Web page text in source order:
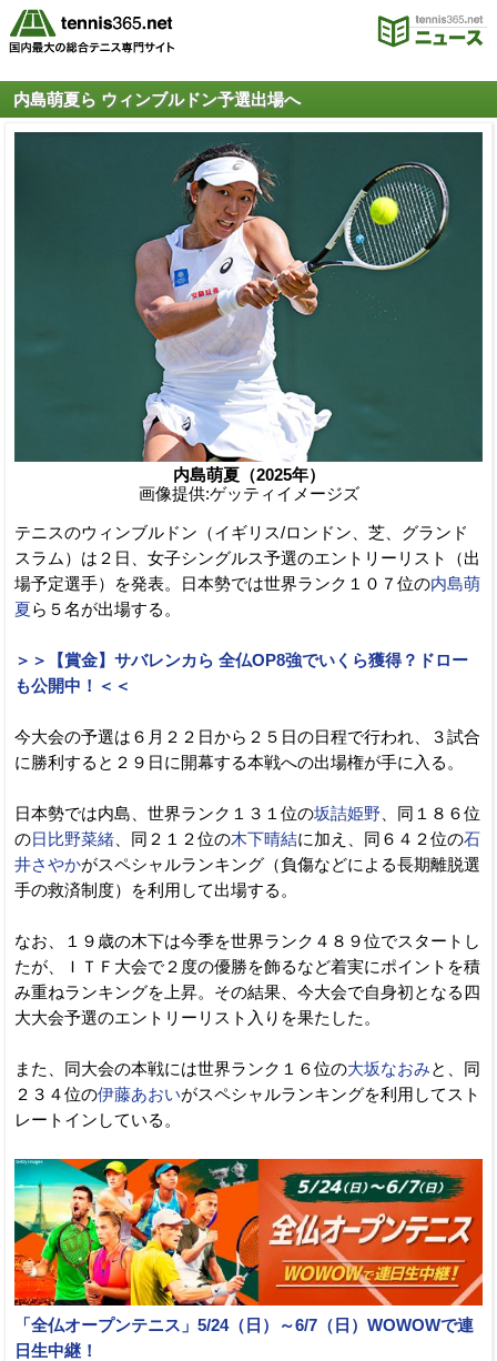
内島萌夏ら ウィンブルドン予選出場へ
内島萌夏（2025年）
画像提供:ゲッティイメージズ
テニスのウィンブルドン（イギリス/ロンドン、芝、グランド
スラム）は２日、女子シングルス予選のエントリーリスト（出
場予定選手）を発表。日本勢では世界ランク１０７位の内島萌
夏 ら５名が出場する。
＞＞【賞金】サバレンカら 全仏OP8強でいくら獲得？ドロー
も公開中！＜＜
今大会の予選は６月２２日から２５日の日程で行われ、３試合
に勝利すると２９日に開幕する本戦への出場権が手に入る。
日本勢では内島、世界ランク１３１位の坂詰姫野、同１８６位
の日比野菜緒、同２１２位の木下晴結に加え、同６４２位の石
井さやかがスペシャルランキング（負傷などによる長期離脱選
手の救済制度）を利用して出場する。
なお、１９歳の木下は今季を世界ランク４８９位でスタートし
たが、ＩＴＦ大会で２度の優勝を飾るなど着実にポイントを積
み重ねランキングを上昇。その結果、今大会で自身初となる四
大大会予選のエントリーリスト入りを果たした。
また、同大会の本戦には世界ランク１６位の大坂なおみと、同
２３４位の伊藤あおいがスペシャルランキングを利用してスト
レートインしている。
「全仏オープンテニス」5/24（日）～6/7（日）WOWOWで連
日生中継！